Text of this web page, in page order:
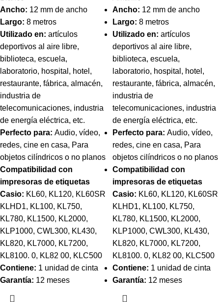
Ancho: 12 mm de ancho
Largo: 8 metros
Utilizado en: artículos
deportivos al aire libre,
biblioteca, escuela,
laboratorio, hospital, hotel,
restaurante, fábrica, almacén,
industria de
telecomunicaciones, industria
de energía eléctrica, etc.
Perfecto para: Audio, vídeo,
redes, cine en casa, Para
objetos cilíndricos o no planos
Compatibilidad con
impresoras de etiquetas
Casio: KL60, KL120, KL60SR
KLHD1, KL100, KL750,
KL780, KL1500, KL2000,
KLP1000, CWL300, KL430,
KL820, KL7000, KL7200,
KL8100. 0, KL82 00, KLC500
Contiene: 1 unidad de cinta
Garantía: 12 meses
Ancho: 12 mm de ancho
Largo: 8 metros
Utilizado en: artículos
deportivos al aire libre,
biblioteca, escuela,
laboratorio, hospital, hotel,
restaurante, fábrica, almacén,
industria de
telecomunicaciones, industria
de energía eléctrica, etc.
Perfecto para: Audio, vídeo,
redes, cine en casa, Para
objetos cilíndricos o no planos
Compatibilidad con
impresoras de etiquetas
Casio: KL60, KL120, KL60SR
KLHD1, KL100, KL750,
KL780, KL1500, KL2000,
KLP1000, CWL300, KL430,
KL820, KL7000, KL7200,
KL8100. 0, KL82 00, KLC500
Contiene: 1 unidad de cinta
Garantía: 12 meses